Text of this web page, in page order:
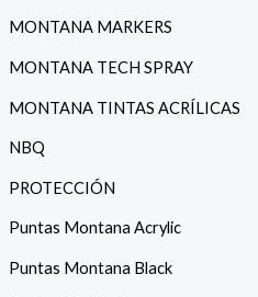
MONTANA MARKERS
MONTANA TECH SPRAY
MONTANA TINTAS ACRÍLICAS
NBQ
PROTECCIÓN
Puntas Montana Acrylic
Puntas Montana Black